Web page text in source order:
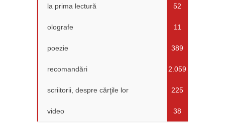
la prima lectură 52
olografe 11
poezie 389
recomandări 2.059
scriitorii, despre cărţile lor 225
video 38